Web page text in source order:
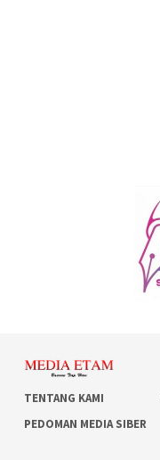
TENTANG KAMI
PEDOMAN MEDIA SIBER